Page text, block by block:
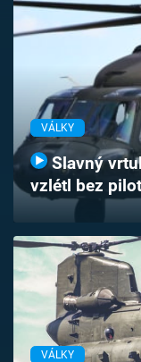
Pořady
TV Program
Časopis
Sledujte
Sledujte nás
VÁLKY
Slavný
vzlétl bez
VÁLKY